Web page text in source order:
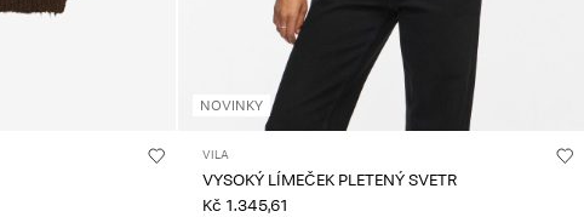
NOVINKY
VILA
VYSOKÝ LÍMEČEK PLETENÝ SVETR
Kč 1.345,61